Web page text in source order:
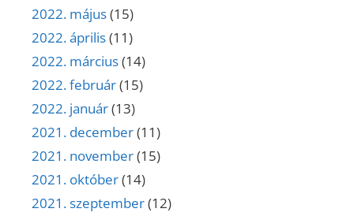
2022. május(15)
2022. április(11)
2022. március(14)
2022. február(15)
2022. január(13)
2021. december(11)
2021. november(15)
2021. október(14)
2021. szeptember(12)